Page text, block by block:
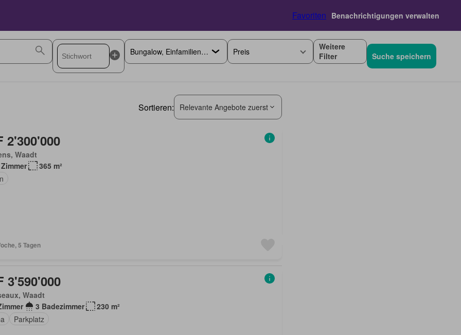
Favoriten Benachrichtigungen verwalten
Preis
Weitere
Filter
Suche speichern
Sortieren: Relevante Angebote zuerst
2'300'000
Waadt
365 m²
5 Tagen
3'590'000
Waadt
3 Badezimmer
230 m²
Parkplatz